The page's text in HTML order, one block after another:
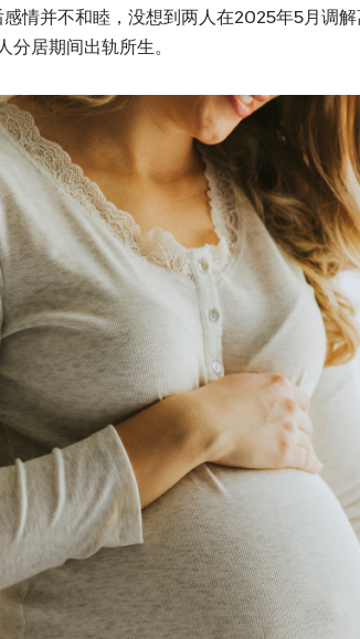
情并不和睦，没想到两人在2025年5月调
分居期间出轨所生。